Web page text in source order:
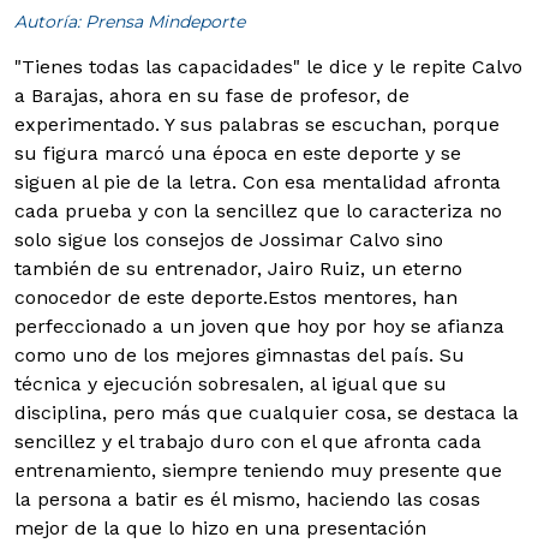
Autoría: Prensa Mindeporte
"Tienes todas las capacidades" le dice y le repite Calvo
a Barajas, ahora en su fase de profesor, de
experimentado. Y sus palabras se escuchan, porque
su figura marcó una época en este deporte y se
siguen al pie de la letra. Con esa mentalidad afronta
cada prueba y con la sencillez que lo caracteriza no
solo sigue los consejos de Jossimar Calvo sino
también de su entrenador, Jairo Ruiz, un eterno
conocedor de este deporte.Estos mentores, han
perfeccionado a un joven que hoy por hoy se afianza
como uno de los mejores gimnastas del país. Su
técnica y ejecución sobresalen, al igual que su
disciplina, pero más que cualquier cosa, se destaca la
sencillez y el trabajo duro con el que afronta cada
entrenamiento, siempre teniendo muy presente que
la persona a batir es él mismo, haciendo las cosas
mejor de la que lo hizo en una presentación